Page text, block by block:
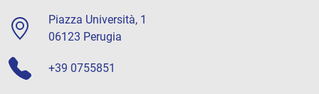
Piazza Università, 1
06123 Perugia
+39 0755851